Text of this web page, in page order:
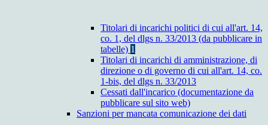
Titolari di incarichi politici di cui all'art. 14,
co. 1, del dlgs n. 33/2013 (da pubblicare in
tabelle) 1
Titolari di incarichi di amministrazione, di
direzione o di governo di cui all'art. 14, co.
1-bis, del dlgs n. 33/2013
Cessati dall'incarico (documentazione da
pubblicare sul sito web)
Sanzioni per mancata comunicazione dei dati